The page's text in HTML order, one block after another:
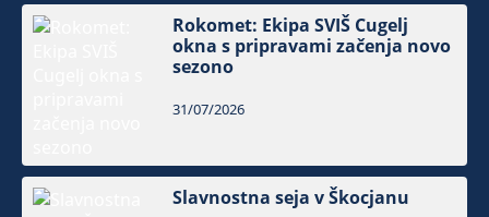
Rokomet: Ekipa SVIŠ Cugelj
okna s pripravami začenja novo
sezono
31/07/2026
Slavnostna seja v Škocjanu